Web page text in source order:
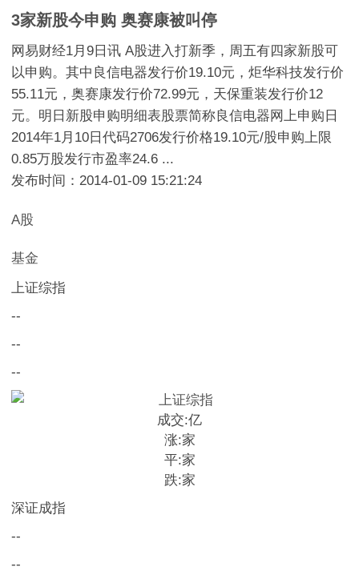
3家新股今申购 奥赛康被叫停
网易财经1月9日讯 A股进入打新季，周五有四家新股可
以申购。其中良信电器发行价19.10元，炬华科技发行价
55.11元，奥赛康发行价72.99元，天保重装发行价12
元。明日新股申购明细表股票简称良信电器网上申购日
2014年1月10日代码2706发行价格19.10元/股申购上限
0.85万股发行市盈率24.6 ...
发布时间：2014-01-09 15:21:24
A股
基金
上证综指
--
--
--
成交:亿
涨:家
平:家
跌:家
深证成指
--
--